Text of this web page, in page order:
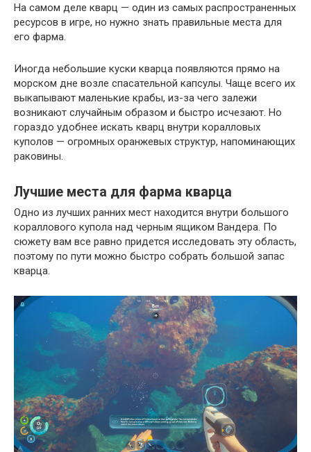
На самом деле кварц — один из самых распространенных
ресурсов в игре, но нужно знать правильные места для
его фарма.
Иногда небольшие куски кварца появляются прямо на
морском дне возле спасательной капсулы. Чаще всего их
выкапывают маленькие крабы, из-за чего залежи
возникают случайным образом и быстро исчезают. Но
гораздо удобнее искать кварц внутри коралловых
куполов — огромных оранжевых структур, напоминающих
раковины.
Лучшие места для фарма кварца
Одно из лучших ранних мест находится внутри большого
кораллового купола над черным ящиком Вандера. По
сюжету вам все равно придется исследовать эту область,
поэтому по пути можно быстро собрать большой запас
кварца.